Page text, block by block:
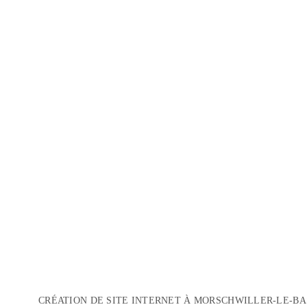
CRÉATION DE SITE INTERNET À MORSCHWILLER-LE-